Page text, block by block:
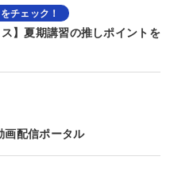
チェック！
ス】夏期講習の推しポイントを
画配信ポータル